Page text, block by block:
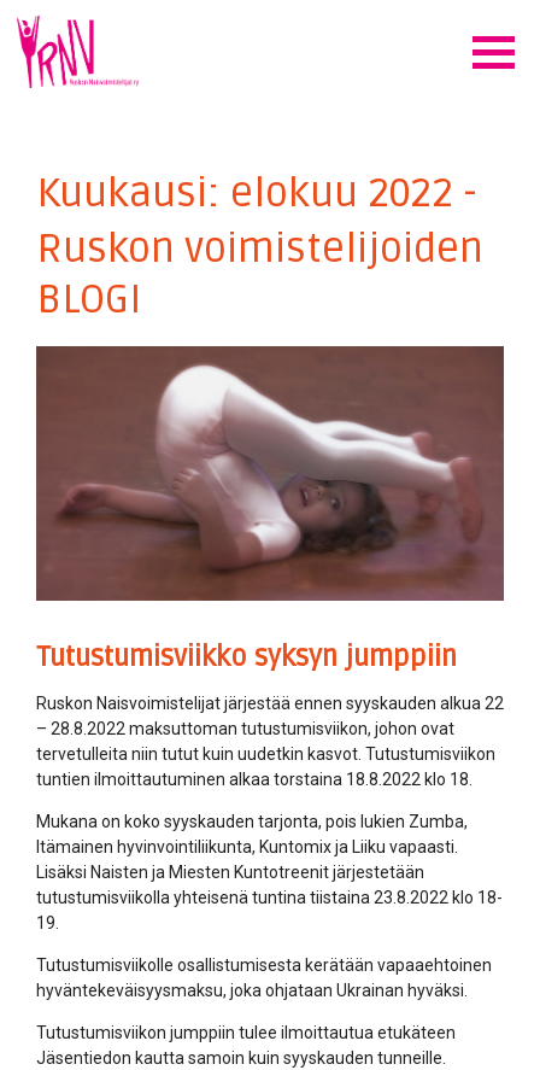
Kuukausi: elokuu 2022 -
Ruskon voimistelijoiden
BLOGI
Tutustumisviikko syksyn jumppiin
Ruskon Naisvoimistelijat järjestää ennen syyskauden alkua 22
– 28.8.2022 maksuttoman tutustumisviikon, johon ovat
tervetulleita niin tutut kuin uudetkin kasvot. Tutustumisviikon
tuntien ilmoittautuminen alkaa torstaina 18.8.2022 klo 18.
Mukana on koko syyskauden tarjonta, pois lukien Zumba,
Itämainen hyvinvointiliikunta, Kuntomix ja Liiku vapaasti.
Lisäksi Naisten ja Miesten Kuntotreenit järjestetään
tutustumisviikolla yhteisenä tuntina tiistaina 23.8.2022 klo 18-
19.
Tutustumisviikolle osallistumisesta kerätään vapaaehtoinen
hyväntekeväisyysmaksu, joka ohjataan Ukrainan hyväksi.
Tutustumisviikon jumppiin tulee ilmoittautua etukäteen
Jäsentiedon kautta samoin kuin syyskauden tunneille.